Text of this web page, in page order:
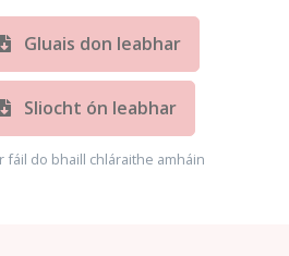
Gluais don leabhar
Sliocht ón leabhar
fáil do bhaill chláraithe amháin